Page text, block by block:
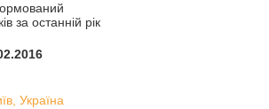
за останній рік
Україна